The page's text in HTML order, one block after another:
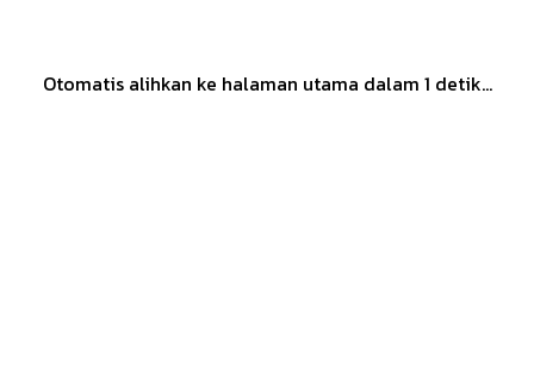
Otomatis alihkan ke halaman utama dalam 1 detik...